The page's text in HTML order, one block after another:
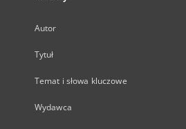
Autor
Tytuł
Temat i słowa kluczowe
Wydawca